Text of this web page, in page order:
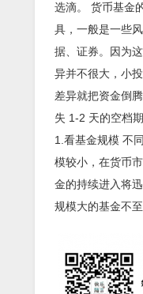
选滴。 货币基金
具，一般是一些
据、证券。因为
异并不很大，小
差异就把资金倒
失 1-2 天的空档
1.看基金规模 不
模较小，在货币
金的持续进入将
规模大的基金不至